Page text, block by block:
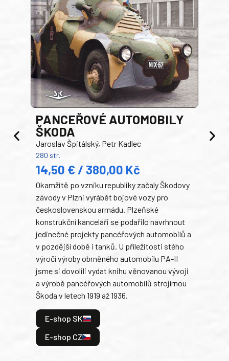
PANCEŘOVÉ AUTOMOBILY
ŠKODA
Jaroslav Špitálský, Petr Kadlec
280 str.
14,50 € / 380,00 Kč
Okamžitě po vzniku republiky začaly Škodovy
závody v Plzni vyrábět bojové vozy pro
československou armádu. Plzeňské
konstrukční kanceláři se podařilo navrhnout
jedinečné projekty pancéřových automobilů a
v pozdější době i tanků. U příležitosti stého
výročí výroby obrněného automobilu PA-II
jsme si dovolili vydat knihu věnovanou vývoji
a výrobě pancéřových automobilů strojírnou
Škoda v letech 1919 až 1936.
E-shop SK
E-shop CZ